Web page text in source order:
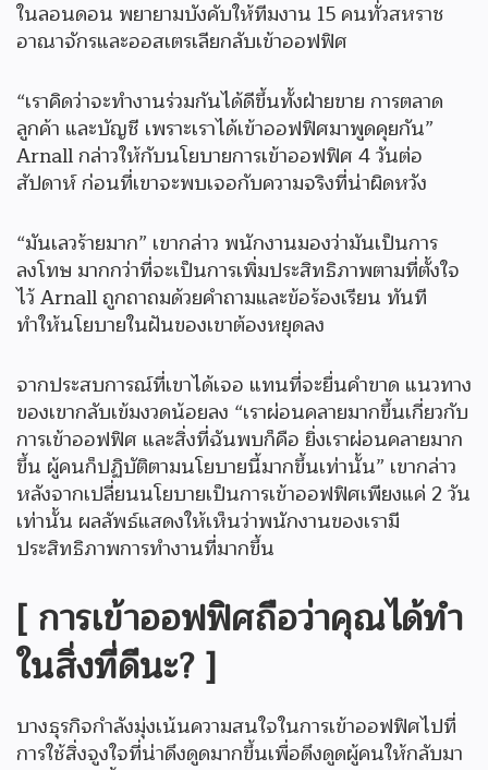
ในลอนดอน พยายามบังคับให้ทีมงาน 15 คนทั่วสหราช
อาณาจักรและออสเตรเลียกลับเข้าออฟฟิศ
“เราคิดว่าจะทำงานร่วมกันได้ดีขึ้นทั้งฝ่ายขาย การตลาด
ลูกค้า และบัญชี เพราะเราได้เข้าออฟฟิศมาพูดคุยกัน”
Arnall กล่าวให้กับนโยบายการเข้าออฟฟิศ 4 วันต่อ
สัปดาห์ ก่อนที่เขาจะพบเจอกับความจริงที่น่าผิดหวัง
“มันเลวร้ายมาก” เขากล่าว พนักงานมองว่ามันเป็นการ
ลงโทษ มากกว่าที่จะเป็นการเพิ่มประสิทธิภาพตามที่ตั้งใจ
ไว้ Arnall ถูกถาถมด้วยคำถามและข้อร้องเรียน ทันที
ทำให้นโยบายในฝันของเขาต้องหยุดลง
จากประสบการณ์ที่เขาได้เจอ แทนที่จะยื่นคำขาด แนวทาง
ของเขากลับเข้มงวดน้อยลง “เราผ่อนคลายมากขึ้นเกี่ยวกับ
การเข้าออฟฟิศ และสิ่งที่ฉันพบก็คือ ยิ่งเราผ่อนคลายมาก
ขึ้น ผู้คนก็ปฏิบัติตามนโยบายนี้มากขึ้นเท่านั้น” เขากล่าว
หลังจากเปลี่ยนนโยบายเป็นการเข้าออฟฟิศเพียงแค่ 2 วัน
เท่านั้น ผลลัพธ์แสดงให้เห็นว่าพนักงานของเรามี
ประสิทธิภาพการทำงานที่มากขึ้น
[ การเข้าออฟฟิศถือว่าคุณได้ทำ
ในสิ่งที่ดีนะ? ]
บางธุรกิจกำลังมุ่งเน้นความสนใจในการเข้าออฟฟิศไปที่
การใช้สิ่งจูงใจที่น่าดึงดูดมากขึ้นเพื่อดึงดูดผู้คนให้กลับมา